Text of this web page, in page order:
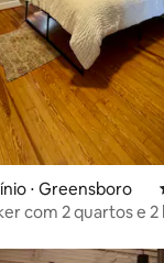
⋅ Greensboro
com 2 quartos e 2